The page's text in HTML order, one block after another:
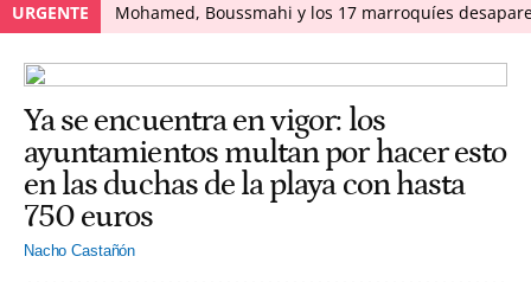
URGENTE Mohamed, Boussmahi y los 17 marroquíes
Ya se encuentra en vigor: los
ayuntamientos multan por hacer esto
en las duchas de la playa con hasta
750 euros
Nacho Castañón